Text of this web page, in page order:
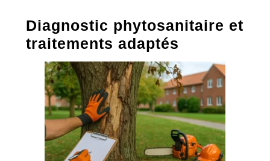
Diagnostic phytosanitaire et
traitements adaptés